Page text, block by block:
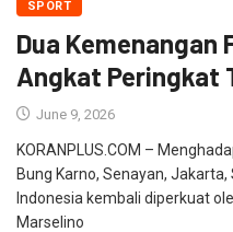
SPORT
Dua Kemenangan
Angkat Peringkat
June 9, 2026
KORANPLUS.COM –
Bung Karno, Senayan,
Indonesia kembali diperkuat
Marselino